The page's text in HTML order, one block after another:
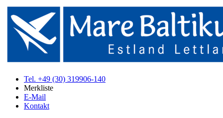
Tel. +49 (30) 319906-140
Merkliste
E-Mail
Kontakt